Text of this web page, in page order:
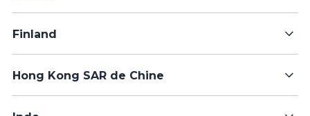
Finland
Hong Kong SAR de Chine